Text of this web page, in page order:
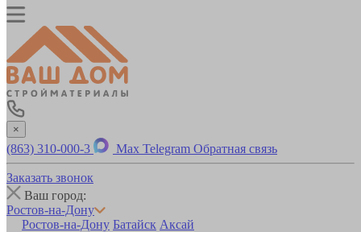
×
(863) 310-000-3 Max Telegram Обратная связь
Заказать звонок
Ваш город:
Ростов-на-Дону
Ростов-на-Дону Батайск Аксай